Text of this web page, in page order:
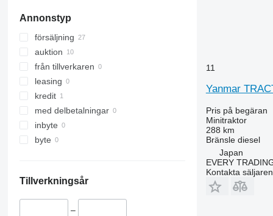
Annonstyp
försäljning
auktion
från tillverkaren
leasing
kredit
med delbetalningar
inbyte
byte
Tillverkningsår
–
11
Yanmar
Pris på begäran
Minitraktor
288 km
Bränsle diesel
Japan
EVERY
Kontakta säljaren